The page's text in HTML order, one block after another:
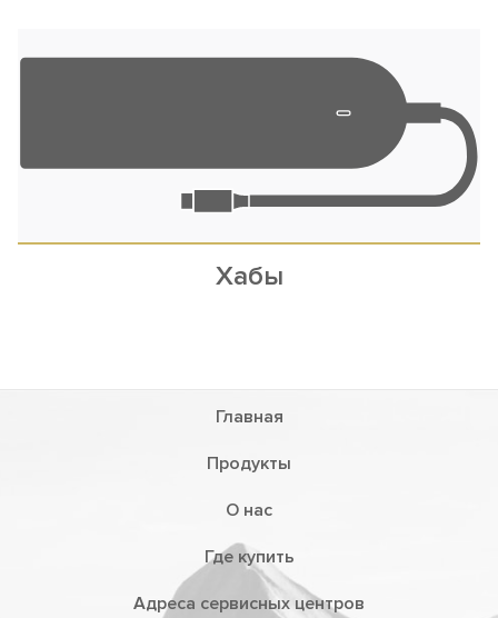
Хабы
Главная
Продукты
О нас
Где купить
Адреса сервисных центров